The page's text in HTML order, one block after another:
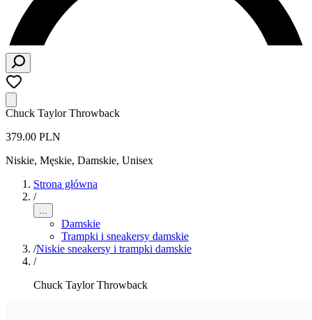
Chuck Taylor Throwback
379.00 PLN
Niskie, Męskie, Damskie, Unisex
Strona główna
/
...
Damskie
Trampki i sneakersy damskie
/Niskie sneakersy i trampki damskie
/
Chuck Taylor Throwback